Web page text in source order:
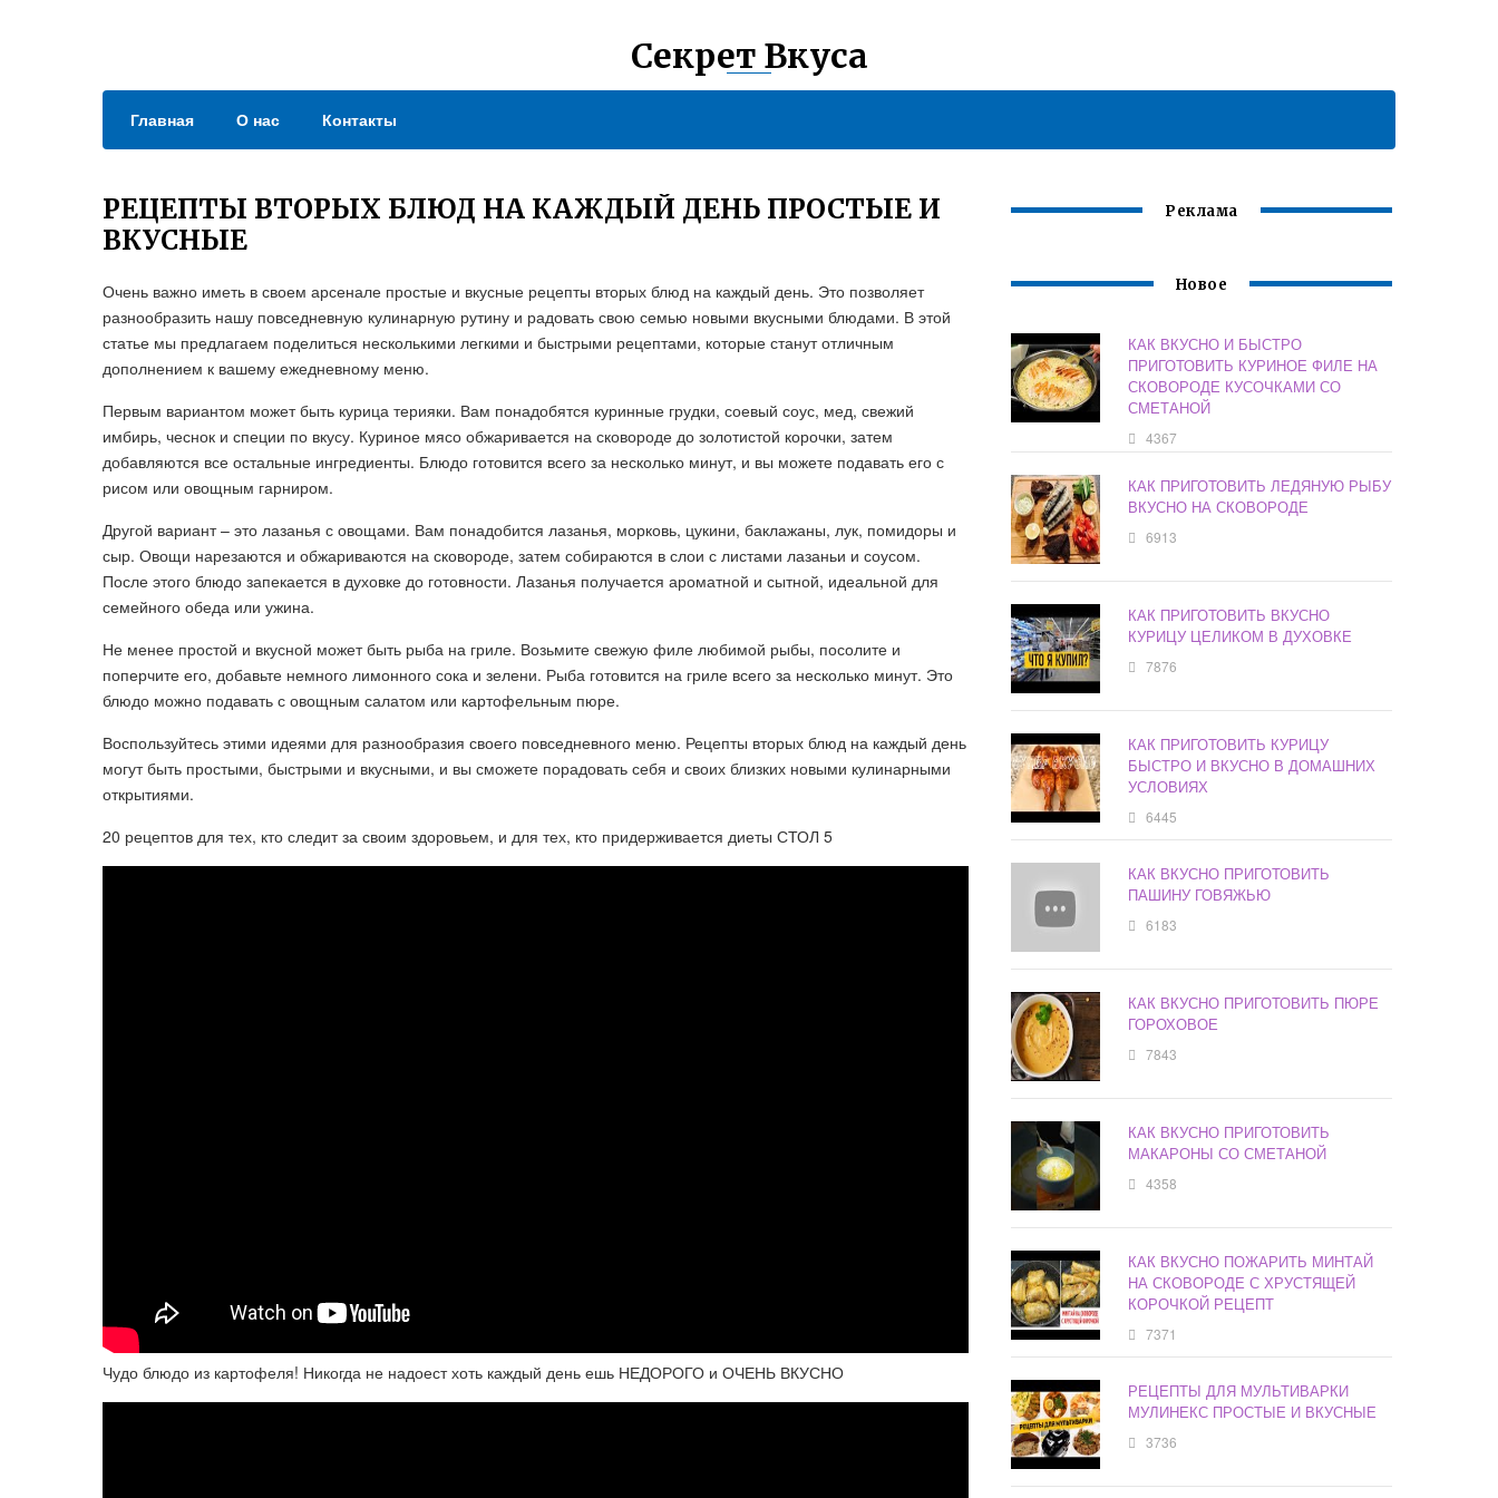
Секрет Вкуса
Главная О нас Контакты
РЕЦЕПТЫ ВТОРЫХ БЛЮД НА КАЖДЫЙ ДЕНЬ ПРОСТЫЕ И
ВКУСНЫЕ
Очень важно иметь в своем арсенале простые и вкусные рецепты вторых блюд на каждый день. Это позволяет
разнообразить нашу повседневную кулинарную рутину и радовать свою семью новыми вкусными блюдами. В этой
статье мы предлагаем поделиться несколькими легкими и быстрыми рецептами, которые станут отличным
дополнением к вашему ежедневному меню.
Первым вариантом может быть курица терияки. Вам понадобятся куринные грудки, соевый соус, мед, свежий
имбирь, чеснок и специи по вкусу. Куриное мясо обжаривается на сковороде до золотистой корочки, затем
добавляются все остальные ингредиенты. Блюдо готовится всего за несколько минут, и вы можете подавать его с
рисом или овощным гарниром.
Другой вариант – это лазанья с овощами. Вам понадобится лазанья, морковь, цукини, баклажаны, лук, помидоры и
сыр. Овощи нарезаются и обжариваются на сковороде, затем собираются в слои с листами лазаньи и соусом.
После этого блюдо запекается в духовке до готовности. Лазанья получается ароматной и сытной, идеальной для
семейного обеда или ужина.
Не менее простой и вкусной может быть рыба на гриле. Возьмите свежую филе любимой рыбы, посолите и
поперчите его, добавьте немного лимонного сока и зелени. Рыба готовится на гриле всего за несколько минут. Это
блюдо можно подавать с овощным салатом или картофельным пюре.
Воспользуйтесь этими идеями для разнообразия своего повседневного меню. Рецепты вторых блюд на каждый день
могут быть простыми, быстрыми и вкусными, и вы сможете порадовать себя и своих близких новыми кулинарными
открытиями.
20 рецептов для тех, кто следит за своим здоровьем, и для тех, кто придерживается диеты СТОЛ 5
Чудо блюдо из картофеля! Никогда не надоест хоть каждый день ешь НЕДОРОГО и ОЧЕНЬ ВКУСНО
Реклама
Новое
КАК ВКУСНО И БЫСТРО
ПРИГОТОВИТЬ КУРИНОЕ ФИЛЕ НА
СКОВОРОДЕ КУСОЧКАМИ СО
СМЕТАНОЙ
4367
КАК ПРИГОТОВИТЬ ЛЕДЯНУЮ РЫБУ
ВКУСНО НА СКОВОРОДЕ
6913
КАК ПРИГОТОВИТЬ ВКУСНО
КУРИЦУ ЦЕЛИКОМ В ДУХОВКЕ
7876
КАК ПРИГОТОВИТЬ КУРИЦУ
БЫСТРО И ВКУСНО В ДОМАШНИХ
УСЛОВИЯХ
6445
КАК ВКУСНО ПРИГОТОВИТЬ
ПАШИНУ ГОВЯЖЬЮ
6183
КАК ВКУСНО ПРИГОТОВИТЬ ПЮРЕ
ГОРОХОВОЕ
7843
КАК ВКУСНО ПРИГОТОВИТЬ
МАКАРОНЫ СО СМЕТАНОЙ
4358
КАК ВКУСНО ПОЖАРИТЬ МИНТАЙ
НА СКОВОРОДЕ С ХРУСТЯЩЕЙ
КОРОЧКОЙ РЕЦЕПТ
7371
РЕЦЕПТЫ ДЛЯ МУЛЬТИВАРКИ
МУЛИНЕКС ПРОСТЫЕ И ВКУСНЫЕ
3736